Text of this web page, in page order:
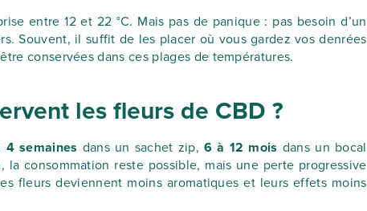
entre 12 et 22 °C. Mais pas de panique : pas besoin d’un
Souvent, il suffit de les placer où vous gardez vos denrées
conservées dans ces plages de températures.
les fleurs de CBD ?
4 semaines dans un sachet zip, 6 à 12 mois dans un bocal
la consommation reste possible, mais une perte progressive
fleurs deviennent moins aromatiques et leurs effets moins